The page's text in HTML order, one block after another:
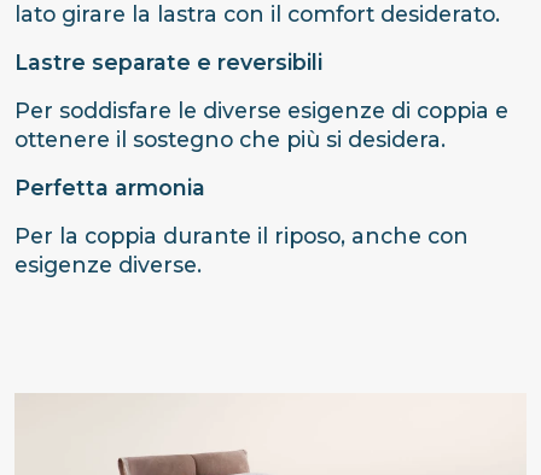
lato girare la lastra con il comfort desiderato.
Lastre separate e reversibili
Per soddisfare le diverse esigenze di coppia e
ottenere il sostegno che più si desidera.
Perfetta armonia
Per la coppia durante il riposo, anche con
esigenze diverse.